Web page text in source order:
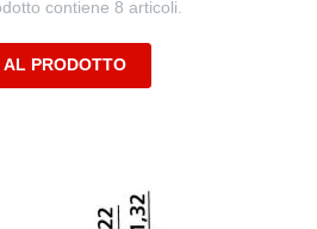
contiene 8 articoli.
AL PRODOTTO